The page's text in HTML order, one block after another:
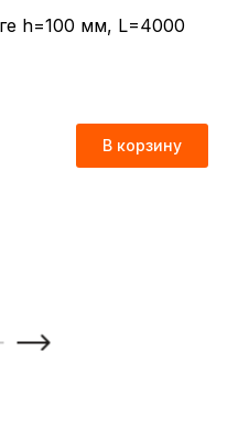
h=100 мм, L=4000
В корзину